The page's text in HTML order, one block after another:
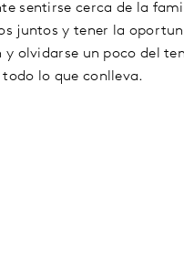
sentirse cerca de la
juntos y tener la
y olvidarse un poco del
lo que conlleva.